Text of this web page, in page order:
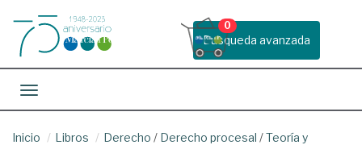
Busqueda avanzada
0
Toggle navigation
Inicio Libros Derecho / Derecho procesal /Teoría y